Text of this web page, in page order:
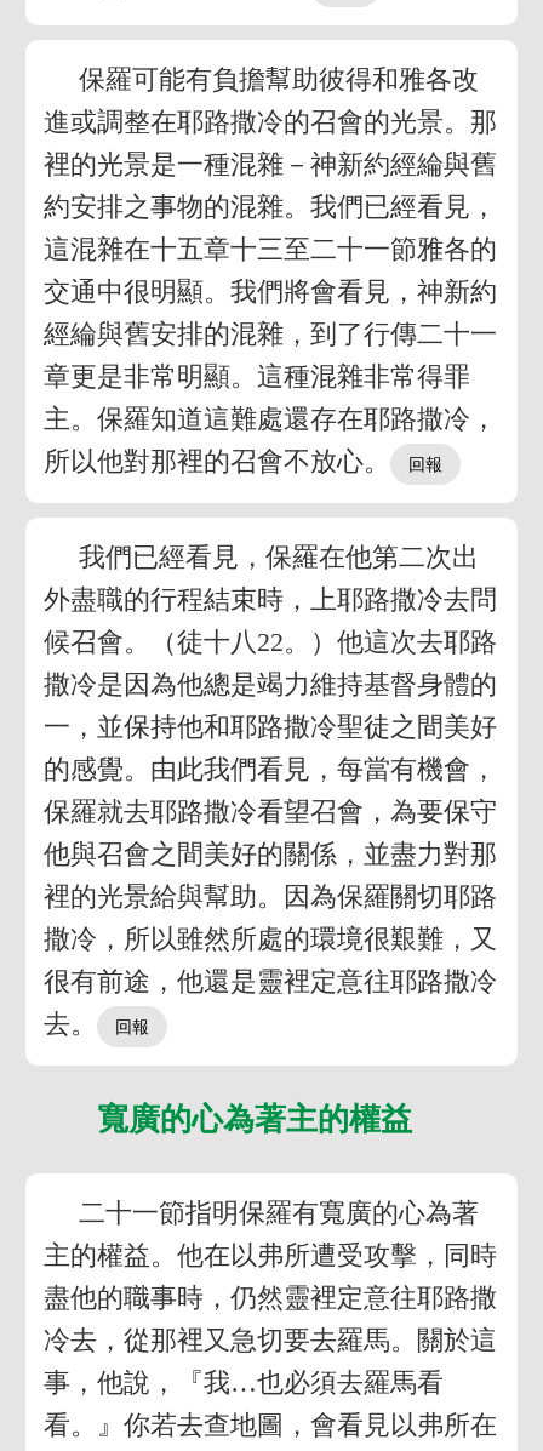
保羅可能有負擔幫助彼得和雅各改
進或調整在耶路撒冷的召會的光景。那
裡的光景是一種混雜－神新約經綸與舊
約安排之事物的混雜。我們已經看見，
這混雜在十五章十三至二十一節雅各的
交通中很明顯。我們將會看見，神新約
經綸與舊安排的混雜，到了行傳二十一
章更是非常明顯。這種混雜非常得罪
主。保羅知道這難處還存在耶路撒冷，
所以他對那裡的召會不放心。
我們已經看見，保羅在他第二次出
外盡職的行程結束時，上耶路撒冷去問
候召會。（徒十八22。）他這次去耶路
撒冷是因為他總是竭力維持基督身體的
一，並保持他和耶路撒冷聖徒之間美好
的感覺。由此我們看見，每當有機會，
保羅就去耶路撒冷看望召會，為要保守
他與召會之間美好的關係，並盡力對那
裡的光景給與幫助。因為保羅關切耶路
撒冷，所以雖然所處的環境很艱難，又
很有前途，他還是靈裡定意往耶路撒冷
去。
寬廣的心為著主的權益
二十一節指明保羅有寬廣的心為著
主的權益。他在以弗所遭受攻擊，同時
盡他的職事時，仍然靈裡定意往耶路撒
冷去，從那裡又急切要去羅馬。關於這
事，他說，『我…也必須去羅馬看
看。』你若去查地圖，會看見以弗所在